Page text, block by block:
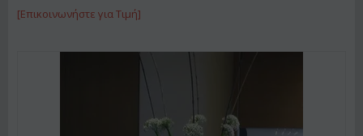
[Επικοινωνήστε για Τιμή]